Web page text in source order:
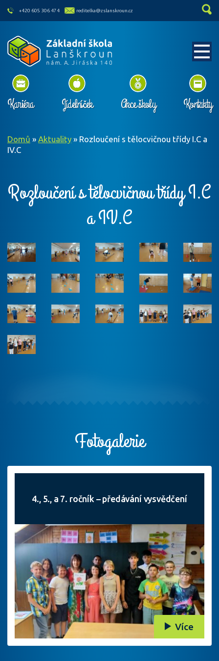
skip to main content
+420 605 306 474 reditelka@zslanskroun.cz
Kariéra Jídelníček Akce školy Kontakty
Domů » Aktuality » Rozloučení s tělocvičnou třídy I.C a
IV.C
Rozloučení s tělocvičnou třídy I.C
a IV.C
Fotogalerie
4., 5., a 7. ročník – předávání vysvědčení
Více